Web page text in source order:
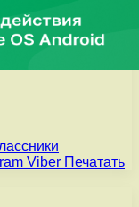
Viber Печатать